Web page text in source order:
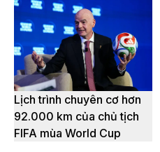
Lịch trình chuyên cơ hơn
92.000 km của chủ tịch
FIFA mùa World Cup